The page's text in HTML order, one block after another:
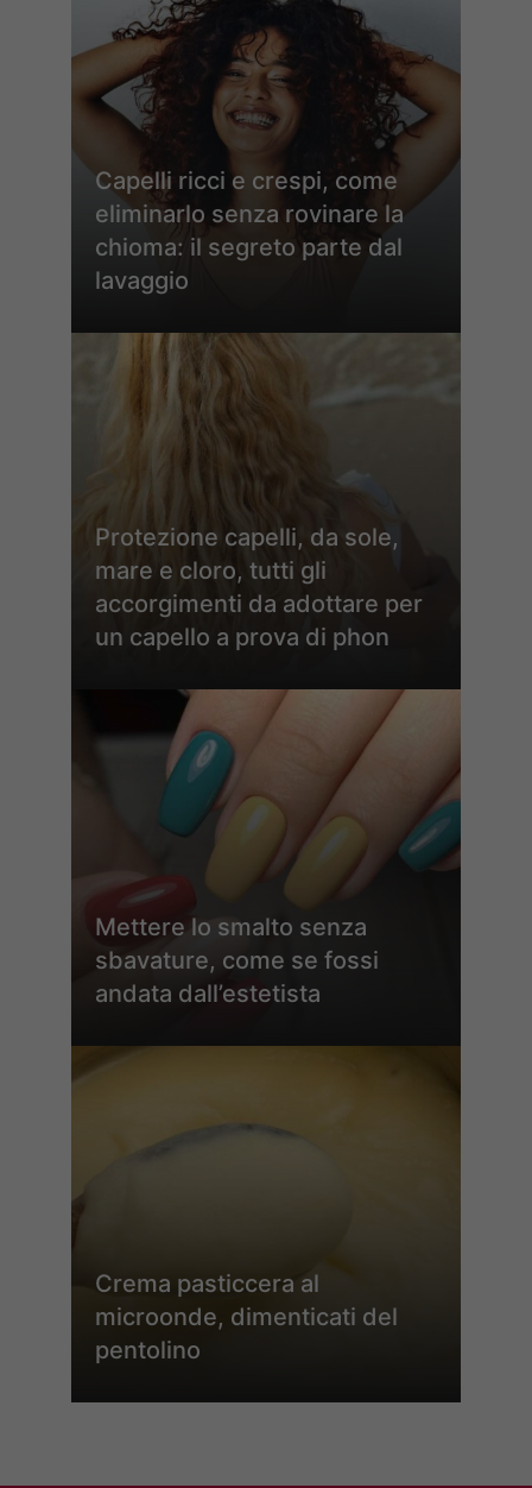
Capelli ricci e crespi, come
eliminarlo senza rovinare la
chioma: il segreto parte dal
lavaggio
Protezione capelli, da sole,
mare e cloro, tutti gli
accorgimenti da adottare per
un capello a prova di phon
Mettere lo smalto senza
sbavature, come se fossi
andata dall’estetista
Crema pasticcera al
microonde, dimenticati del
pentolino